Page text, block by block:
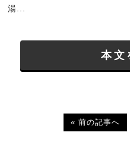
湯...
本文
« 前の記事へ